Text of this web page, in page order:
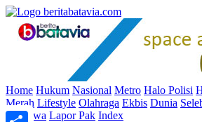
Home Hukum Nasional Metro Halo Polisi
Merah Lifestyle Olahraga Ekbis Dunia
Peristiwa Lapor Pak Index